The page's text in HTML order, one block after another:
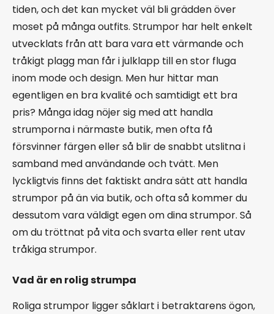
tiden, och det kan mycket väl bli grädden över
moset på många outfits. Strumpor har helt enkelt
utvecklats från att bara vara ett värmande och
tråkigt plagg man får i julklapp till en stor fluga
inom mode och design. Men hur hittar man
egentligen en bra kvalité och samtidigt ett bra
pris? Många idag nöjer sig med att handla
strumporna i närmaste butik, men ofta få
försvinner färgen eller så blir de snabbt utslitna i
samband med användande och tvätt. Men
lyckligtvis finns det faktiskt andra sätt att handla
strumpor på än via butik, och ofta så kommer du
dessutom vara väldigt egen om dina strumpor. Så
om du tröttnat på vita och svarta eller rent utav
tråkiga strumpor.
Vad är en rolig strumpa
Roliga strumpor ligger såklart i betraktarens ögon,